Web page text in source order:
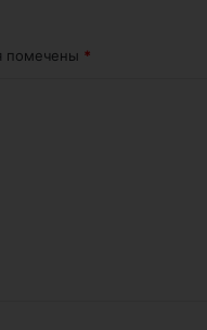
помечены *